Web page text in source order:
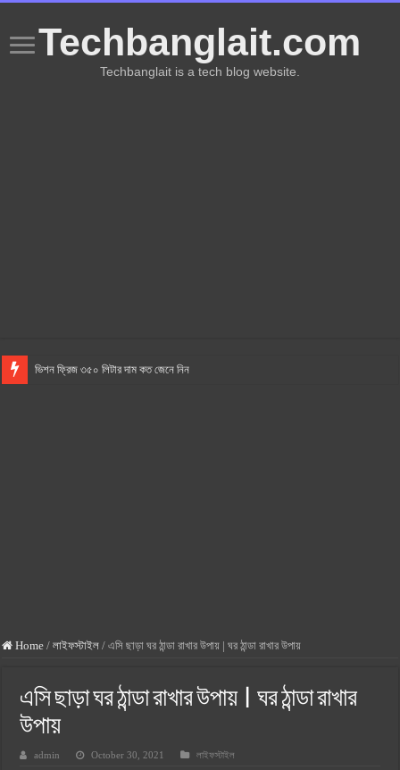
Techbanglait.com
Techbanglait is a tech blog website.
ভিশন ফ্রিজ ৩৫০ লিটার দাম কত জেনে নিন
Home / লাইফস্টাইল / এসি ছাড়া ঘর ঠান্ডা রাখার উপায় | ঘর ঠান্ডা রাখার উপায়
এসি ছাড়া ঘর ঠান্ডা রাখার উপায় | ঘর ঠান্ডা রাখার
উপায়
admin October 30, 2021 লাইফস্টাইল